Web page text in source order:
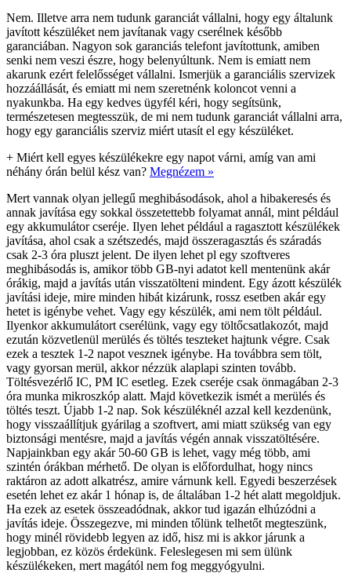
Nem. Illetve arra nem tudunk garanciát vállalni, hogy egy általunk
javított készüléket nem javítanak vagy cserélnek később
garanciában. Nagyon sok garanciás telefont javítottunk, amiben
senki nem veszi észre, hogy belenyúltunk. Nem is emiatt nem
akarunk ezért felelősséget vállalni. Ismerjük a garanciális szervizek
hozzáállását, és emiatt mi nem szeretnénk koloncot venni a
nyakunkba. Ha egy kedves ügyfél kéri, hogy segítsünk,
természetesen megtesszük, de mi nem tudunk garanciát vállalni arra,
hogy egy garanciális szerviz miért utasít el egy készüléket.
+ Miért kell egyes készülékekre egy napot várni, amíg van ami
néhány órán belül kész van? Megnézem »
Mert vannak olyan jellegű meghibásodások, ahol a hibakeresés és
annak javítása egy sokkal összetettebb folyamat annál, mint például
egy akkumulátor cseréje. Ilyen lehet például a ragasztott készülékek
javítása, ahol csak a szétszedés, majd összeragasztás és száradás
csak 2-3 óra pluszt jelent. De ilyen lehet pl egy szoftveres
meghibásodás is, amikor több GB-nyi adatot kell mentenünk akár
órákig, majd a javítás után visszatölteni mindent. Egy ázott készülék
javítási ideje, mire minden hibát kizárunk, rossz esetben akár egy
hetet is igénybe vehet. Vagy egy készülék, ami nem tölt például.
Ilyenkor akkumulátort cserélünk, vagy egy töltőcsatlakozót, majd
ezután közvetlenül merülés és töltés teszteket hajtunk végre. Csak
ezek a tesztek 1-2 napot vesznek igénybe. Ha továbbra sem tölt,
vagy gyorsan merül, akkor nézzük alaplapi szinten tovább.
Töltésvezérlő IC, PM IC esetleg. Ezek cseréje csak önmagában 2-3
óra munka mikroszkóp alatt. Majd következik ismét a merülés és
töltés teszt. Újabb 1-2 nap. Sok készüléknél azzal kell kezdenünk,
hogy visszaállítjuk gyárilag a szoftvert, ami miatt szükség van egy
biztonsági mentésre, majd a javítás végén annak visszatöltésére.
Napjainkban egy akár 50-60 GB is lehet, vagy még több, ami
szintén órákban mérhető. De olyan is előfordulhat, hogy nincs
raktáron az adott alkatrész, amire várnunk kell. Egyedi beszerzések
esetén lehet ez akár 1 hónap is, de általában 1-2 hét alatt megoldjuk.
Ha ezek az esetek összeadódnak, akkor tud igazán elhúzódni a
javítás ideje. Összegezve, mi minden tőlünk telhetőt megteszünk,
hogy minél rövidebb legyen az idő, hisz mi is akkor járunk a
legjobban, ez közös érdekünk. Feleslegesen mi sem ülünk
készülékeken, mert magától nem fog meggyógyulni.